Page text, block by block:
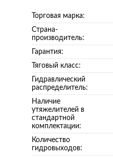
Торговая марка:
Страна-
производитель:
Гарантия:
Тяговый класс:
Гидравлический
распределитель:
Наличие
утяжелителей в
стандартной
комплектации:
Количество
гидровыходов: